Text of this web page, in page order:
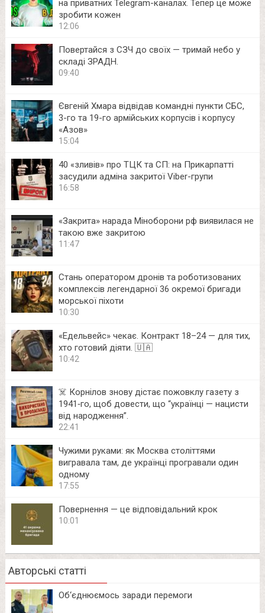
на приватних Telegram-каналах. Тепер це може
зробити кожен
12:06
Повертайся з СЗЧ до своїх — тримай небо у
складі ЗРАДН.
09:40
Євгеній Хмара відвідав командні пункти СБС,
3-го та 19-го армійських корпусів і корпусу
«Азов»
15:04
40 «зливів» про ТЦК та СП: на Прикарпатті
засудили адміна закритої Viber-групи
16:58
«Закрита» нарада Міноборони рф виявилася не
такою вже закритою
11:47
Стань оператором дронів та роботизованих
комплексів легендарної 36 окремої бригади
морської піхоти
10:30
«Едельвейс» чекає. Контракт 18–24 — для тих,
хто готовий діяти. 🇺🇦
10:42
☠️ Корнілов знову дістає пожовклу газету з
1941‑го, щоб довести, що “українці — нацисти
від народження”.
22:41
Чужими руками: як Москва століттями
вигравала там, де українці програвали один
одному
17:55
Повернення — це відповідальний крок
10:01
Авторські статті
Об‘єднюємось заради перемоги